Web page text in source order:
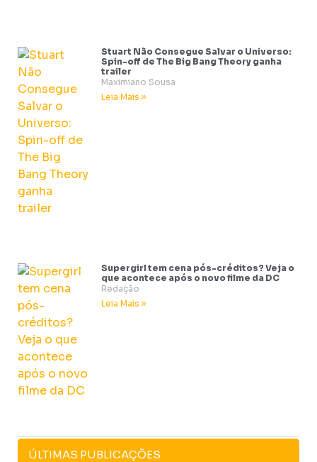
Stuart Não Consegue Salvar o Universo:
Spin-off de The Big Bang Theory ganha
trailer
Maximiano Sousa
Leia Mais »
Supergirl tem cena pós-créditos? Veja o
que acontece após o novo filme da DC
Redação
Leia Mais »
ÚLTIMAS PUBLICAÇÕES